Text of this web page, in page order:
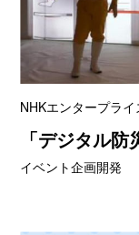
NHKエンタープライ
「デジタル
イベント企画開発